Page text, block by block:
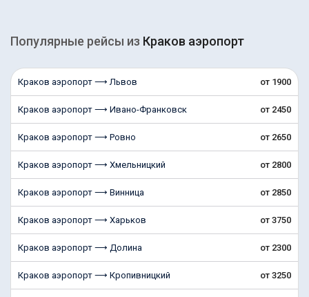
Популярные рейсы из Краков аэропорт
Краков аэропорт ⟶ Львов от 1900
Краков аэропорт ⟶ Ивано-Франковск от 2450
Краков аэропорт ⟶ Ровно от 2650
Краков аэропорт ⟶ Хмельницкий от 2800
Краков аэропорт ⟶ Винница от 2850
Краков аэропорт ⟶ Харьков от 3750
Краков аэропорт ⟶ Долина от 2300
Краков аэропорт ⟶ Кропивницкий от 3250